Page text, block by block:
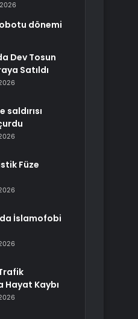
dönemi
Dev Tosun
Satıldı
saldırısı
Füze
İslamofobi
Hayat Kaybı